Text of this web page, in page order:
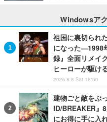
Windowsア
祖国に裏切られ
になった―1998
録』全面リメイ
ヒーローが駆け
2026.8.8 Sat 18:00
建物ごと敵をぶ
ID/BREAKER』
にお得に手に入